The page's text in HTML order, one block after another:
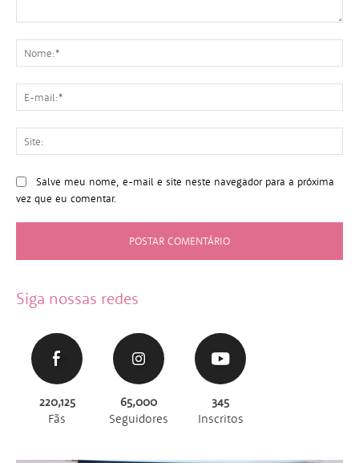
Salve meu nome, e-mail e site neste navegador para a próxima
vez que eu comentar.
Siga nossas redes
220,125
Fãs
65,000
Seguidores
345
Inscritos